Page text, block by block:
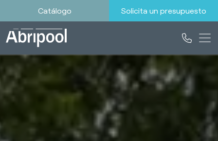
Catálogo Solicita un presupuesto